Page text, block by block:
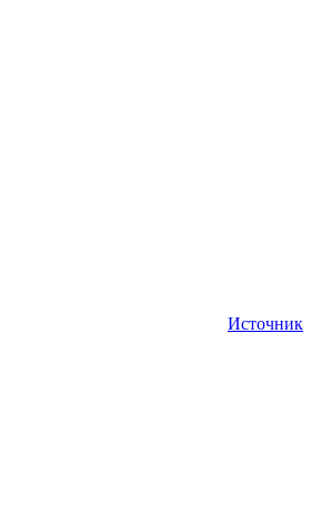
Источник